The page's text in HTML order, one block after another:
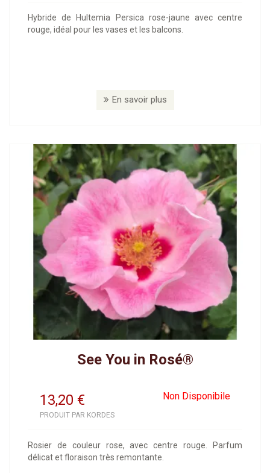
Hybride de Hultemia Persica rose-jaune avec centre
rouge, idéal pour les vases et les balcons.
En savoir plus
See You in Rosé®
13,20 Non Disponibile
€
PRODUIT PAR KORDES
Rosier de couleur rose, avec centre rouge. Parfum
délicat et floraison très remontante.